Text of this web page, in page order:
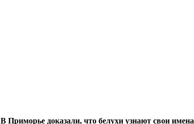
В Приморье доказали, что белухи узнают свои имена